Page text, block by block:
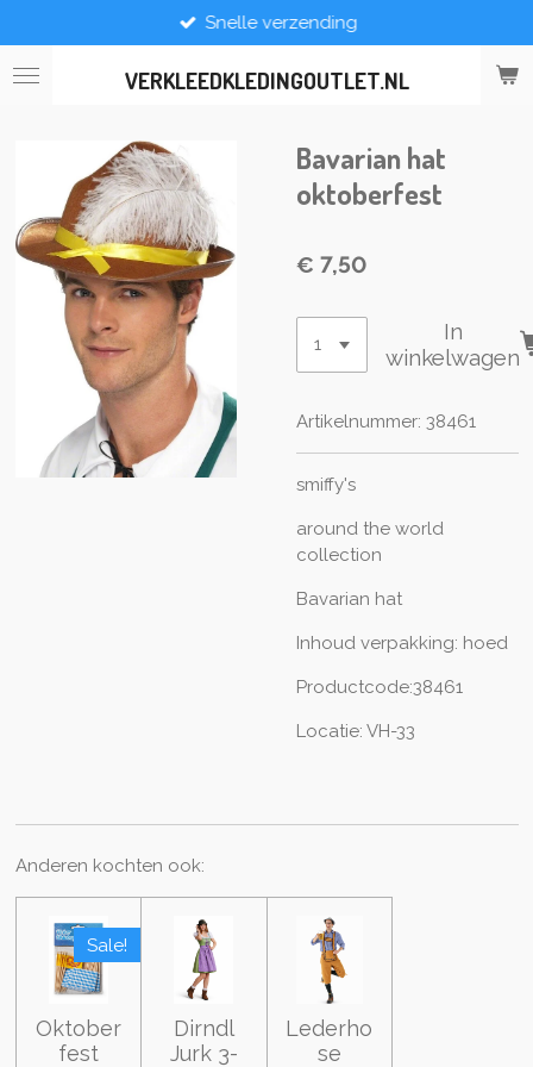
direct
naar
VERKLEEDKLEDINGOUTLET.NL
Snelle verzending
Bavarian hat
oktoberfest
€ 7,50
In
winkelwagen
Artikelnummer: 38461
smiffy's
around the world
collection
Bavarian hat
Inhoud verpakking: hoed
Productcode:38461
Locatie: VH-33
Anderen kochten ook:
Sale!
Oktober
fest
Dirndl
Jurk 3-
Lederho
se